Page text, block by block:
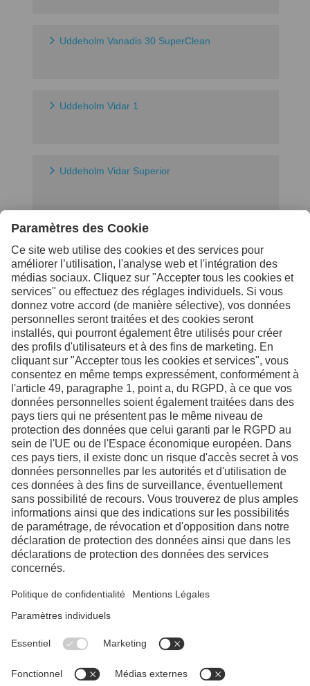
Uddeholm Vanadis 30 SuperClean
Uddeholm Vidar 1
Uddeholm Vidar Superior
Contactez-nous pour de
plus amples informations
Nous contacter
LinkedIn
Facebook